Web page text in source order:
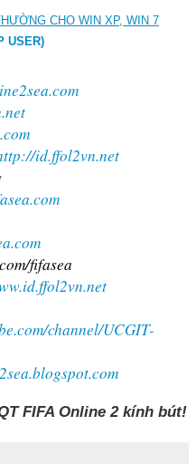
CHO WIN XP, WIN 7
USER)
id.ffol2vn.net
fifasea
channel/UCGIT-
FIFA Online 2 kính bút!